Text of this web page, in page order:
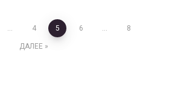
4 5 6 8
ДАЛЕЕ